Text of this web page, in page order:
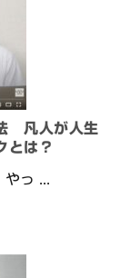
凡人が人生
とは？
っ ...